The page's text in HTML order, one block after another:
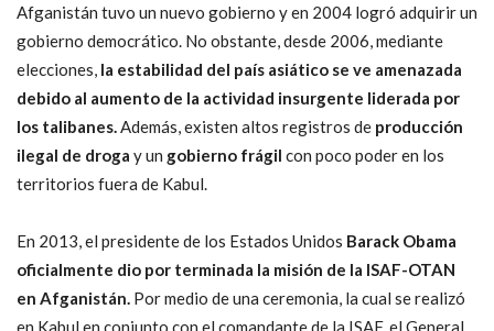
Afganistán tuvo un nuevo gobierno y en 2004 logró adquirir un
gobierno democrático. No obstante, desde 2006, mediante
elecciones, la estabilidad del país asiático se ve amenazada
debido al aumento de la actividad insurgente liderada por
los talibanes.Además, existen altos registros de producción
ilegal de droga y un gobierno frágil con poco poder en los
territorios fuera de Kabul.
En 2013, el presidente de los Estados Unidos Barack Obama
oficialmente dio por terminada la misión de la ISAF-OTAN
en Afganistán. Por medio de una ceremonia, la cual se realizó
en Kabul en conjunto con el comandante de la ISAF, el General